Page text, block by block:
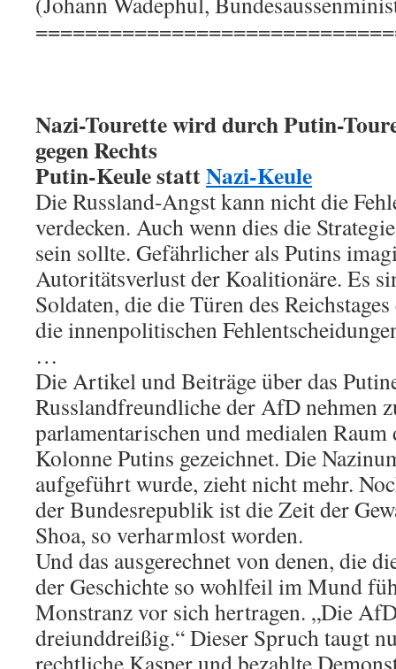
Nazi-Tourette wird durch Putin-
gegen Rechts
Putin-Keule stattNazi-Keule
Die Russland-Angst kann nicht die
verdecken. Auch wenn dies die
sein sollte. Gefährlicher als Putins
Autoritätsverlust der Koalitionäre. Es
Soldaten, die die Türen des
die innenpolitischen
…
Die Artikel und Beiträge über das
Russlandfreundliche der AfD nehmen
parlamentarischen und medialen
Kolonne Putins gezeichnet. Die
aufgeführt wurde, zieht nicht mehr.
der Bundesrepublik ist die Zeit der
Shoa, so verharmlost worden.
Und das ausgerechnet von denen, die
der Geschichte so wohlfeil im Mund
Monstranz vor sich hertragen. „Die
dreiunddreißig.“ Dieser Spruch taugt
rechtliche Kasper und bezahlte